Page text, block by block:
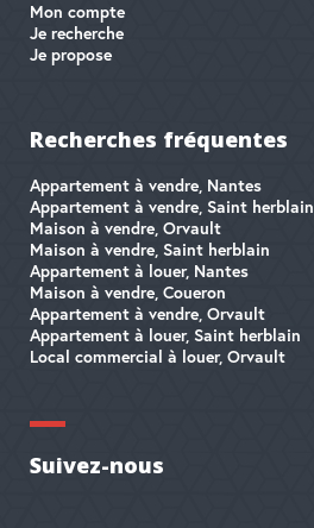
Mon compte
Je recherche
Je propose
Recherches fréquentes
Appartement à vendre, Nantes
Appartement à vendre, Saint herblain
Maison à vendre, Orvault
Maison à vendre, Saint herblain
Appartement à louer, Nantes
Maison à vendre, Coueron
Appartement à vendre, Orvault
Appartement à louer, Saint herblain
Local commercial à louer, Orvault
Suivez-nous